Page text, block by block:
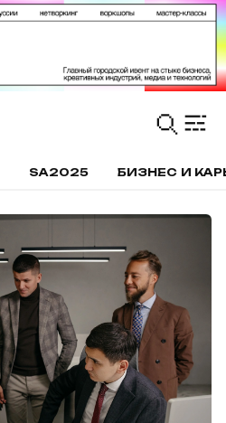
SA2025 БИЗНЕС И